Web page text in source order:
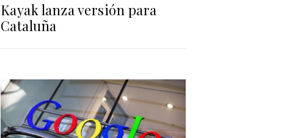
Kayak lanza versión para
Cataluña